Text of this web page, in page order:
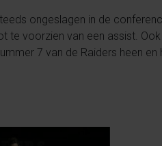
ongeslagen in de
te voorzien van een assist.
7 van de Raiders heen